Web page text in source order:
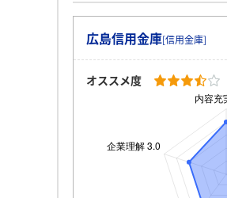
広島信用金庫[信用金庫]
オススメ度